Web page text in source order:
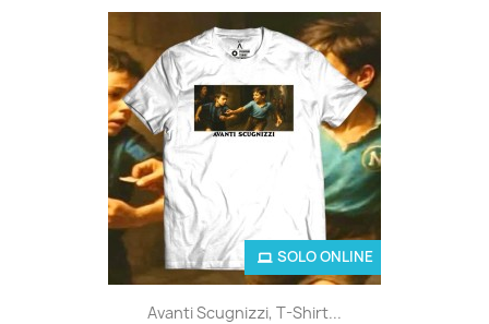
Avanti Scugnizzi, T-Shirt...
SOLO ONLINE